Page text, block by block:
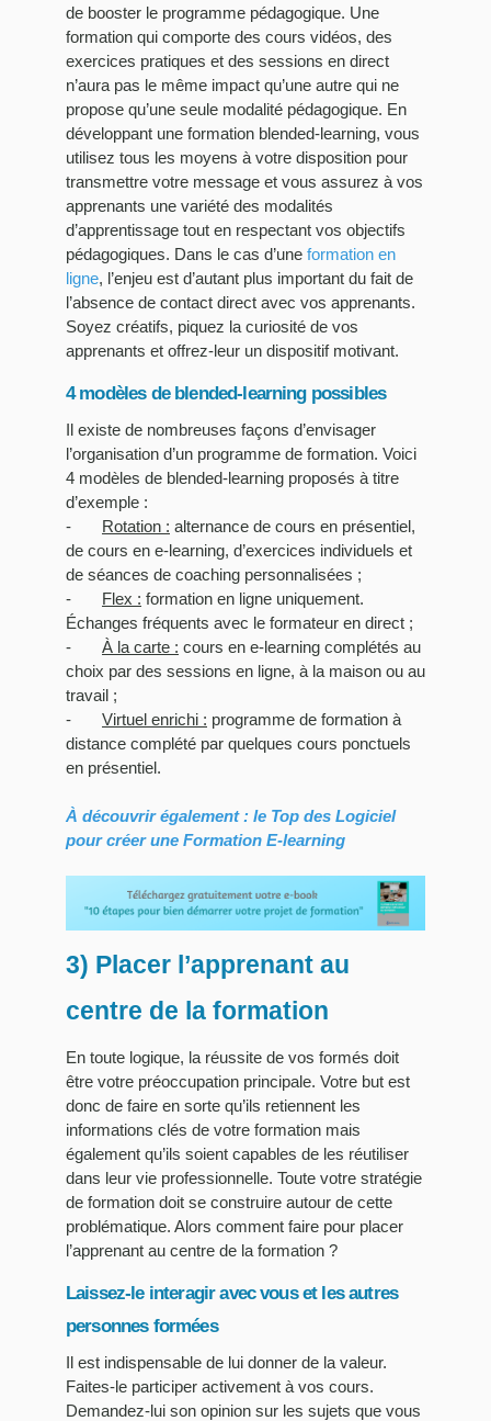
de booster le programme pédagogique. Une
formation qui comporte des cours vidéos, des
exercices pratiques et des sessions en direct
n’aura pas le même impact qu’une autre qui ne
propose qu’une seule modalité pédagogique. En
développant une formation blended-learning, vous
utilisez tous les moyens à votre disposition pour
transmettre votre message et vous assurez à vos
apprenants une variété des modalités
d’apprentissage tout en respectant vos objectifs
pédagogiques. Dans le cas d’une formation en
ligne, l’enjeu est d’autant plus important du fait de
l’absence de contact direct avec vos apprenants.
Soyez créatifs, piquez la curiosité de vos
apprenants et offrez-leur un dispositif motivant.
4 modèles de blended-learning possibles
Il existe de nombreuses façons d’envisager
l’organisation d’un programme de formation. Voici
4 modèles de blended-learning proposés à titre
d’exemple :
-
Rotation : alternance de cours en présentiel,
de cours en e-learning, d’exercices individuels et
de séances de coaching personnalisées ;
-
Flex : formation en ligne uniquement.
Échanges fréquents avec le formateur en direct ;
- À la carte : cours en e-learning complétés au
choix par des sessions en ligne, à la maison ou au
travail ;
- Virtuel enrichi : programme de formation à
distance complété par quelques cours ponctuels
en présentiel.
À découvrir également : le Top des Logiciel
pour créer une Formation E-learning
3) Placer l’apprenant au
centre de la formation
En toute logique, la réussite de vos formés doit
être votre préoccupation principale. Votre but est
donc de faire en sorte qu’ils retiennent les
informations clés de votre formation mais
également qu’ils soient capables de les réutiliser
dans leur vie professionnelle. Toute votre stratégie
de formation doit se construire autour de cette
problématique. Alors comment faire pour placer
l’apprenant au centre de la formation ?
Laissez-le interagir avec vous et les autres
personnes formées
Il est indispensable de lui donner de la valeur.
Faites-le participer activement à vos cours.
Demandez-lui son opinion sur les sujets que vous